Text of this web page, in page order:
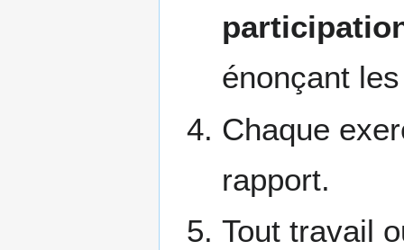
énonçant
Chaque
rapport.
Tout travail